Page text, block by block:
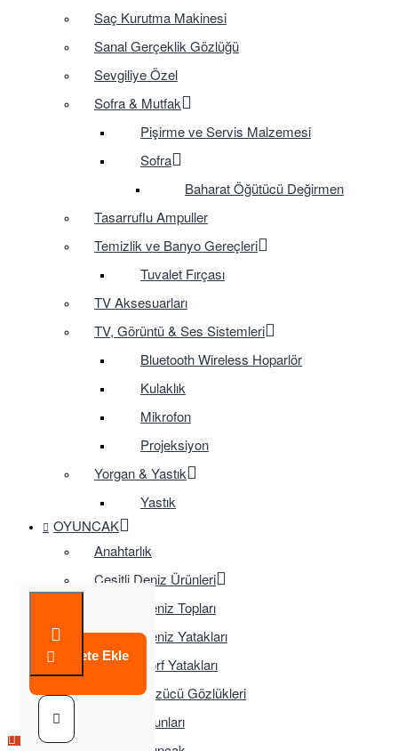
Saç Kurutma Makinesi
Sanal Gerçeklik Gözlüğü
Sevgiliye Özel
Sofra & Mutfak
Pişirme ve Servis Malzemesi
Sofra
Baharat Öğütücü Değirmen
Tasarruflu Ampuller
Temizlik ve Banyo Gereçleri
Tuvalet Fırçası
TV Aksesuarları
TV, Görüntü & Ses Sistemleri
Bluetooth Wireless Hoparlör
Kulaklık
Mikrofon
Projeksiyon
Yorgan & Yastık
Yastık
OYUNCAK
Anahtarlık
Çeşitli Deniz Ürünleri
Deniz Topları
Deniz Yatakları
Sörf Yatakları
Yüzücü Gözlükleri
Çocuk Oyunları
Sepete Ekle
Çok Satılan Ürün
Çok Satılan Ürün
Çok Satılan Ürün
Çok Satılan Ürün